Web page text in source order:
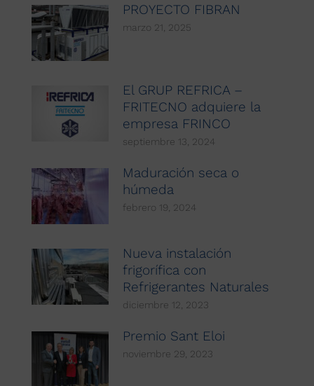
PROYECTO FIBRAN
marzo 21, 2025
El GRUP REFRICA –
FRITECNO adquiere la
empresa FRINCO
septiembre 13, 2024
Maduración seca o
húmeda
febrero 19, 2024
Nueva instalación
frigorífica con
Refrigerantes Naturales
diciembre 12, 2023
Premio Sant Eloi
noviembre 29, 2023